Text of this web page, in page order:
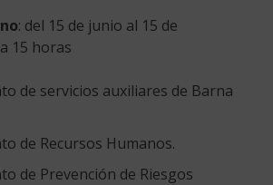
: del 15 de junio al 15 de
15 horas
de servicios auxiliares de Barna
de Recursos Humanos.
de Prevención de Riesgos